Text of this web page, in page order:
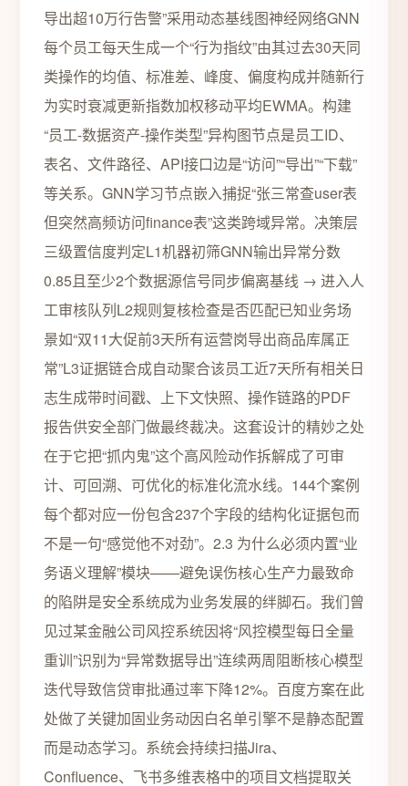
导出超10万行告警”采用动态基线图神经网络GNN
每个员工每天生成一个“行为指纹”由其过去30天同
类操作的均值、标准差、峰度、偏度构成并随新行
为实时衰减更新指数加权移动平均EWMA。构建
“员工-数据资产-操作类型”异构图节点是员工ID、
表名、文件路径、API接口边是“访问”“导出”“下载”
等关系。GNN学习节点嵌入捕捉“张三常查user表
但突然高频访问finance表”这类跨域异常。决策层
三级置信度判定L1机器初筛GNN输出异常分数
0.85且至少2个数据源信号同步偏离基线 → 进入人
工审核队列L2规则复核检查是否匹配已知业务场
景如“双11大促前3天所有运营岗导出商品库属正
常”L3证据链合成自动聚合该员工近7天所有相关日
志生成带时间戳、上下文快照、操作链路的PDF
报告供安全部门做最终裁决。这套设计的精妙之处
在于它把“抓内鬼”这个高风险动作拆解成了可审
计、可回溯、可优化的标准化流水线。144个案例
每个都对应一份包含237个字段的结构化证据包而
不是一句“感觉他不对劲”。2.3 为什么必须内置“业
务语义理解”模块——避免误伤核心生产力最致命
的陷阱是安全系统成为业务发展的绊脚石。我们曾
见过某金融公司风控系统因将“风控模型每日全量
重训”识别为“异常数据导出”连续两周阻断核心模型
迭代导致信贷审批通过率下降12%。百度方案在此
处做了关键加固业务动因白名单引擎不是静态配置
而是动态学习。系统会持续扫描Jira、
Confluence、飞书多维表格中的项目文档提取关